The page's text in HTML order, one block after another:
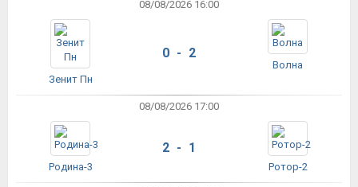
08/08/2026 16:00
Зенит Пн
0 - 2
Волна
08/08/2026 17:00
Родина-3
2 - 1
Ротор-2